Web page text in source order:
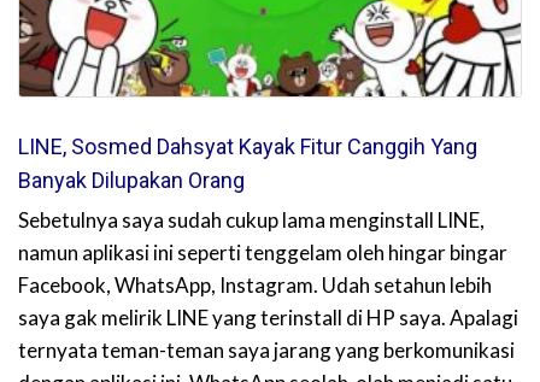
LINE, Sosmed Dahsyat Kayak Fitur Canggih Yang
Banyak Dilupakan Orang
Sebetulnya saya sudah cukup lama menginstall LINE,
namun aplikasi ini seperti tenggelam oleh hingar bingar
Facebook, WhatsApp, Instagram. Udah setahun lebih
saya gak melirik LINE yang terinstall di HP saya. Apalagi
ternyata teman-teman saya jarang yang berkomunikasi